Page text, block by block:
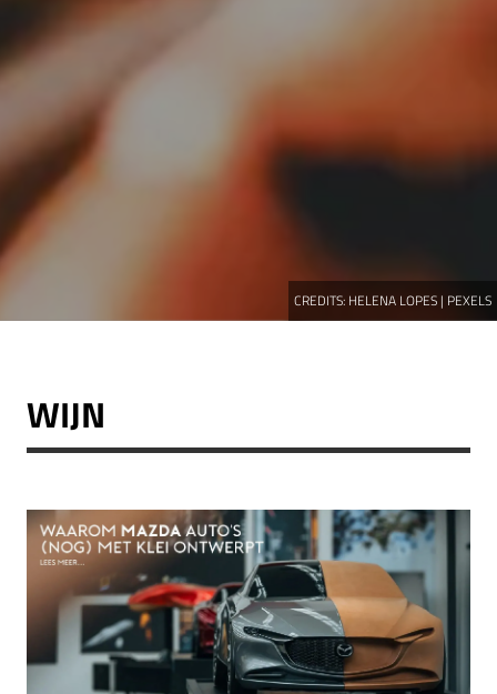
CREDITS: HELENA LOPES | PEXELS
WIJN